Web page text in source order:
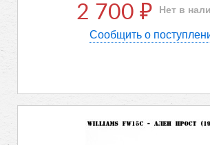
2 700 ₽ Нет в
Сообщить о